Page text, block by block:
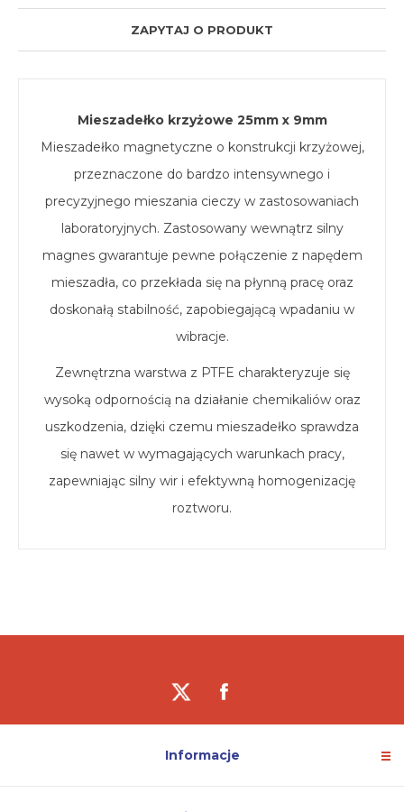
ZAPYTAJ O PRODUKT
Mieszadełko krzyżowe 25mm x 9mm
Mieszadełko magnetyczne o konstrukcji krzyżowej,
przeznaczone do bardzo intensywnego i
precyzyjnego mieszania cieczy w zastosowaniach
laboratoryjnych. Zastosowany wewnątrz silny
magnes gwarantuje pewne połączenie z napędem
mieszadła, co przekłada się na płynną pracę oraz
doskonałą stabilność, zapobiegającą wpadaniu w
wibracje.
Zewnętrzna warstwa z PTFE charakteryzuje się
wysoką odpornością na działanie chemikaliów oraz
uszkodzenia, dzięki czemu mieszadełko sprawdza
się nawet w wymagających warunkach pracy,
zapewniając silny wir i efektywną homogenizację
roztworu.
Informacje